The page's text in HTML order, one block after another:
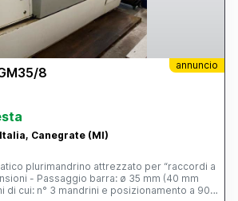
annuncio
8
Italia, Canegrate (MI)
plurimandrino attrezzato per “raccordi a
- Passaggio barra: ø 35 mm (40 mm
di cui: n° 3 mandrini e posizionamento a 90